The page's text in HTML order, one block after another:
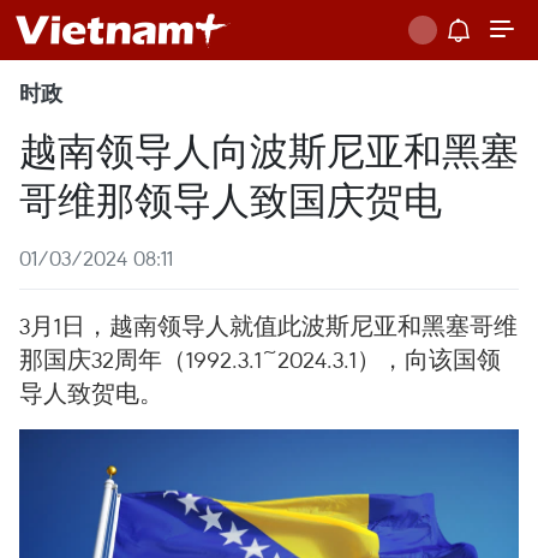
时政
越南领导人向波斯尼亚和黑塞
哥维那领导人致国庆贺电
01/03/2024 08:11
3月1日，越南领导人就值此波斯尼亚和黑塞哥维
那国庆32周年（1992.3.1~2024.3.1），向该国领
导人致贺电。